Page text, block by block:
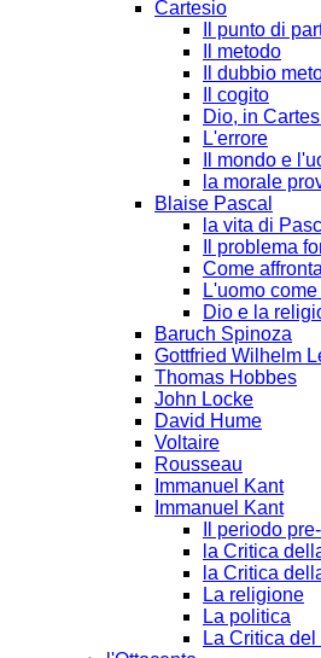
Cartesio
Il punto di
Il metodo
Il dubbio
Il cogito
Dio, in
L'errore
Il mondo e
la morale
Blaise Pascal
la vita di
Il problema
Come
L'uomo
Dio e la
Baruch Spinoza
Gottfried Wilhelm
Thomas Hobbes
John Locke
David Hume
Voltaire
Rousseau
Immanuel Kant
Immanuel Kant
Il periodo
la Critica
la Critica
La religione
La politica
La Critica